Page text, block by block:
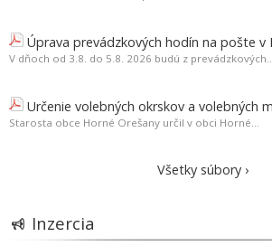
Úprava prevádzkových hodín na pošte v
V dňoch od 3.8. do 5.8. 2026 budú z
Určenie volebných okrskov a volebných
Starosta obce Horné Orešany určil v obci Horné...
Všetky súbory ›
Inzercia